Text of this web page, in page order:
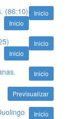
Inicio
(86:10)
Inicio
Inicio
Inicio
Inicio
Previsualizar
Inicio